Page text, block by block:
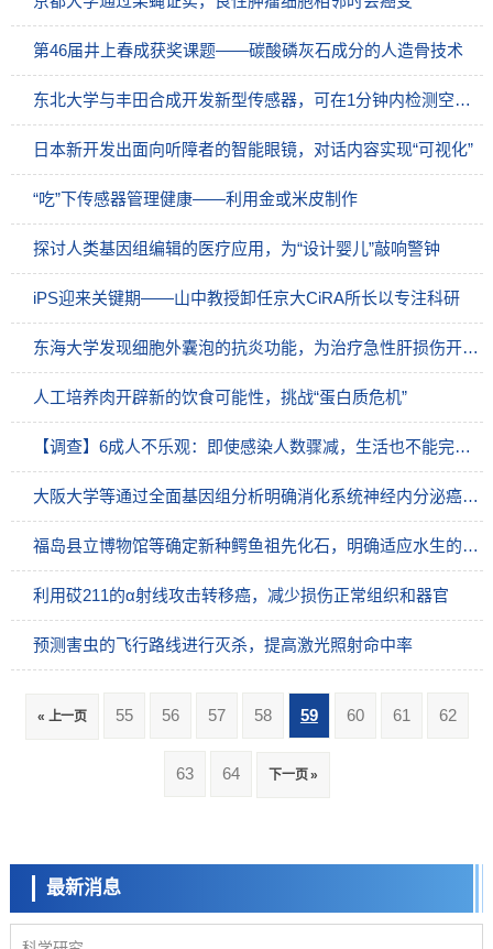
第46届井上春成获奖课题——碳酸磷灰石成分的人造骨技术
东北大学与丰田合成开发新型传感器，可在1分钟内检测空气中的新冠病毒
日本新开发出面向听障者的智能眼镜，对话内容实现“可视化”
“吃”下传感器管理健康——利用金或米皮制作
探讨人类基因组编辑的医疗应用，为“设计婴儿”敲响警钟
iPS迎来关键期——山中教授卸任京大CiRA所长以专注科研
东海大学发现细胞外囊泡的抗炎功能，为治疗急性肝损伤开辟新道路
人工培养肉开辟新的饮食可能性，挑战“蛋白质危机”
【调查】6成人不乐观：即使感染人数骤减，生活也不能完全恢复到疫情之前
大阪大学等通过全面基因组分析明确消化系统神经内分泌癌的发生机理
福岛县立博物馆等确定新种鳄鱼祖先化石，明确适应水生的进化开端
利用砹211的α射线攻击转移癌，减少损伤正常组织和器官
预测害虫的飞行路线进行灭杀，提高激光照射命中率
« 上一页 55 56 57 58 59 60 61 62
63 64 下一页 »
最新消息
政策
日本内阁会议通过《2026年综合创新战略》，将统筹推进科学研究与成
果转化